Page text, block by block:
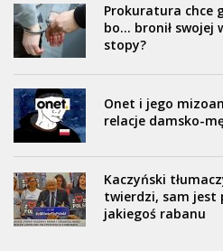
Prokuratura chce
bo… bronił swojej
stopy?
Onet i jego
relacje damsko-
Kaczyński
twierdzi, sam jest
jakiegoś rabanu